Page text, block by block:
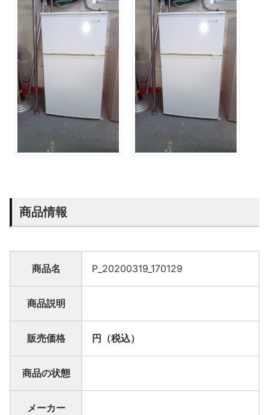
商品情報
商品名 P_20200319_170129
商品説明
販売価格 円（税込）
商品の状態
メーカー